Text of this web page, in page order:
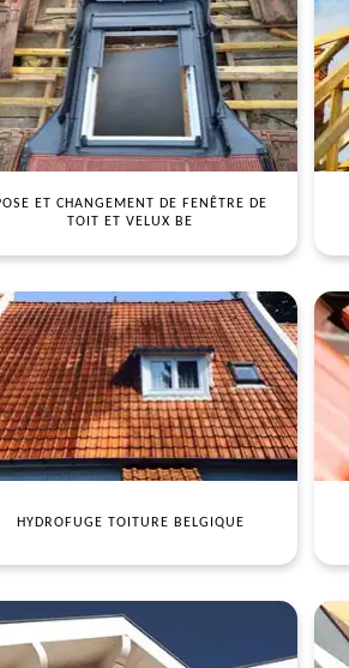
ET CHANGEMENT DE FENÊTRE DE
TOIT ET VELUX BE
HYDROFUGE TOITURE BELGIQUE